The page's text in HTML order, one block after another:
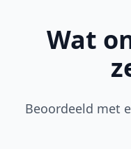
Wat
Beoordeeld met